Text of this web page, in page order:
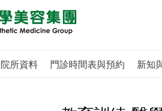
院所資料 門診時間表與預約 新知